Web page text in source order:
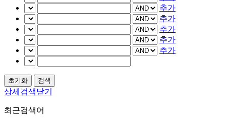
추가
추가
추가
추가
추가
상세검색닫기
최근검색어